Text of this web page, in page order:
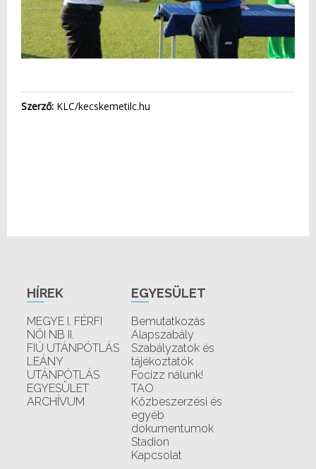
Szerző: KLC/kecskemetilc.hu
HÍREK
MEGYE I. FÉRFI
NŐI NB II.
FIÚ UTÁNPÓTLÁS
LEÁNY
UTÁNPÓTLÁS
EGYESÜLET
ARCHÍVUM
EGYESÜLET
Bemutatkozás
Alapszabály
Szabályzatok és
tájékoztatók
Focizz nálunk!
TAO
Közbeszerzési és
egyéb
dokumentumok
Stadion
Kapcsolat